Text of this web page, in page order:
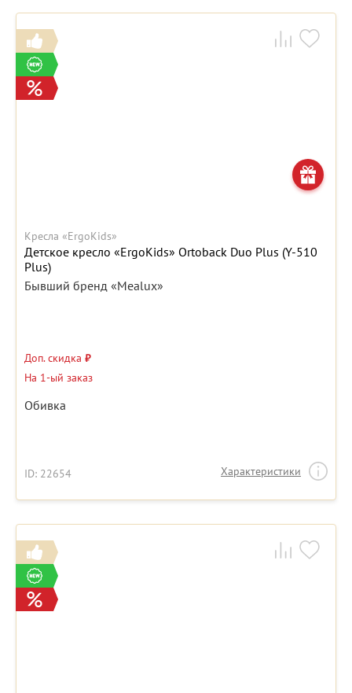
Кресла «ErgoKids»
Детское кресло «ErgoKids» Ortoback Duo Plus (Y-510
Plus)
Бывший бренд «Mealux»
Доп. скидка ₽
На 1-ый заказ
Обивка
ID: 22654 Характеристики